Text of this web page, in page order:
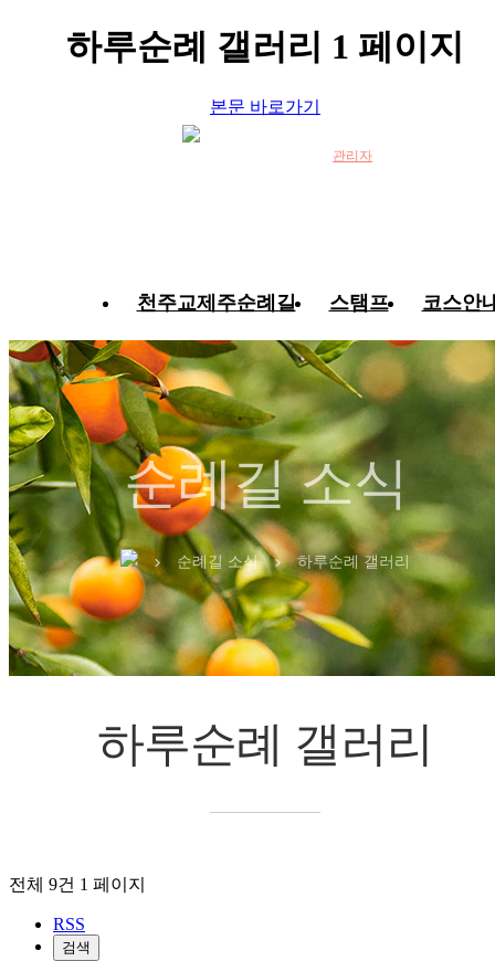
하루순례 갤러리 1 페이지
본문 바로가기
천주교제주순례길 스탬프 코스안
관리자
순례길 소식
chevron_right 순례길 소식 chevron_right 하루순례 갤러리
하루순례 갤러리
전체 9건 1 페이지
RSS
검색